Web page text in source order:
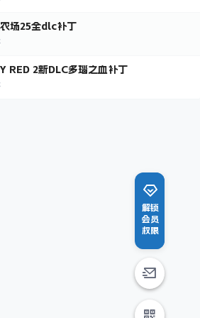
场25全dlc补丁
RED 2新DLC多瑙之血补丁
解锁
会员
权限